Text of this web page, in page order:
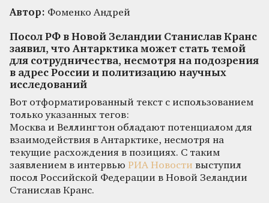
Автор: Фоменко Андрей
Посол РФ в Новой Зеландии Станислав Кранс
заявил, что Антарктика может стать темой
для сотрудничества, несмотря на подозрения
в адрес России и политизацию научных
исследований
Вот отформатированный текст с использованием
только указанных тегов:
Москва и Веллингтон обладают потенциалом для
взаимодействия в Антарктике, несмотря на
текущие расхождения в позициях. С таким
заявлением в интервью РИА Новости выступил
посол Российской Федерации в Новой Зеландии
Станислав Кранс.